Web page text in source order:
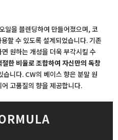
일을 블렌딩하여 만들어졌으며, 코
할 수 있도록 설계되었습니다. 기존
원하는 개성을 더욱 부각시킬 수
한 비율로 조합하여 자신만의 독창
습니다. CW의 베이스 향은 분말 원
고품질의 향을 제공합니다.